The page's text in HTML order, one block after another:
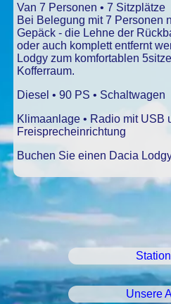
Van 7 Personen • 7 Sitzplätze
Bei Belegung mit 7 Personen
Gepäck - die Lehne der
oder auch komplett entfernt
Lodgy zum komfortablen
Kofferraum.
Diesel • 90 PS • Schaltwagen
Klimaanlage • Radio mit USB
Freisprecheinrichtung
Buchen Sie einen Dacia
Unsere